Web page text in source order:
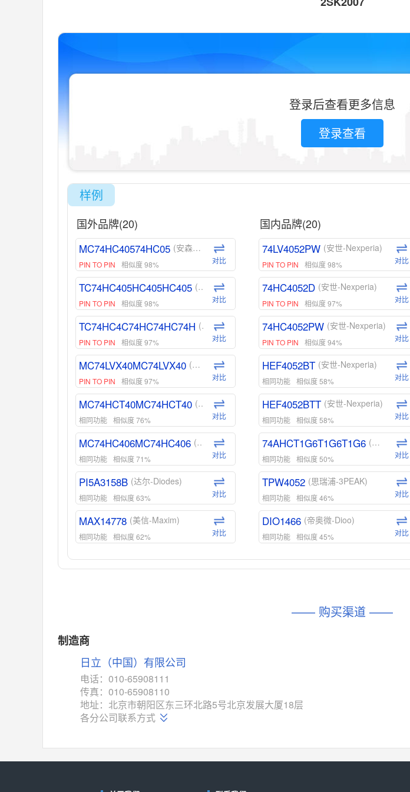
登录后查看更多信息
登录查看
样例
国外品牌(20)
MC74HC40574HC05 (安森美-ON)
PIN TO PIN 相似度 98% 对比
TC74HC405HC405HC405 (东芝-Toshiba)
PIN TO PIN 相似度 98% 对比
TC74HC4C74HC74HC74H (东芝-Toshiba)
PIN TO PIN 相似度 97% 对比
MC74LVX40MC74LVX40 (安森美-ON)
PIN TO PIN 相似度 97% 对比
MC74HCT40MC74HCT40 (安森美-ON)
相同功能 相似度 76% 对比
MC74HC406MC74HC406 (安森美-ON)
相同功能 相似度 71% 对比
PI5A3158B (达尔-Diodes)
相同功能 相似度 63% 对比
MAX14778 (美信-Maxim)
相同功能 相似度 62% 对比
ADG1439 (亚德诺-ADI)
对比
MAX14760
M74HC4852 (意法-ST)
相同功能 相似度 52%
TC4052BF (东芝-Toshiba)
国内品牌(20)
74LV4052PW (安世-Nexperia)
PIN TO PIN 相似度 98% 对比
74HC4052D (安世-Nexperia)
PIN TO PIN 相似度 97% 对比
74HC4052PW (安世-Nexperia)
PIN TO PIN 相似度 94% 对比
HEF4052BT (安世-Nexperia)
相同功能 相似度 58% 对比
HEF4052BTT (安世-Nexperia)
相同功能 相似度 58% 对比
74AHCT1G6T1G6T1G6 (安世-Nexperia)
相同功能 相似度 50% 对比
TPW4052 (思瑞浦-3PEAK)
相同功能 相似度 46% 对比
DIO1466 (帝奥微-Dioo)
相同功能 相似度 45% 对比
DIO1159 (帝奥微-Dioo)
对比
相似度 44%
—— 购买渠道 ——
制造商
日立（中国）有限公司
电话：010-65908111
传真：010-65908110
地址：北京市朝阳区东三环北路5号北京发展大厦18层
各分公司联系方式